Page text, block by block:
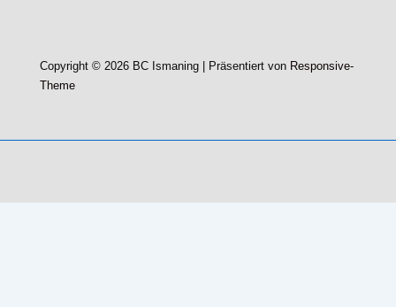
Copyright © 2026 BC Ismaning | Präsentiert von Responsive-
Theme